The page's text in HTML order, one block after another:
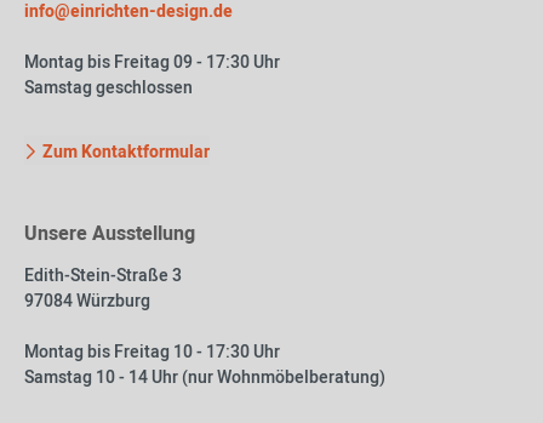
info@einrichten-design.de
Montag bis Freitag 09 - 17:30 Uhr
Samstag geschlossen
Zum Kontaktformular
Unsere Ausstellung
Edith-Stein-Straße 3
97084 Würzburg
Montag bis Freitag 10 - 17:30 Uhr
Samstag 10 - 14 Uhr (nur Wohnmöbelberatung)